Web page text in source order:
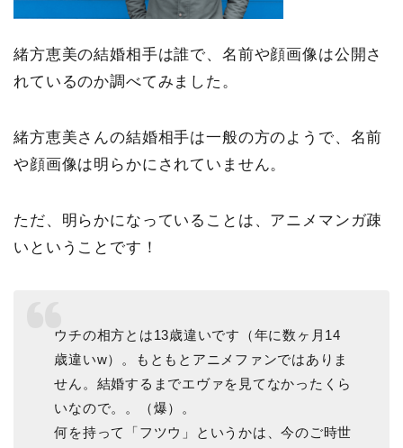
緒方恵美の結婚相手は誰で、名前や顔画像は公開さ
れているのか調べてみました。
緒方恵美さんの結婚相手は一般の方のようで、名前
や顔画像は明らかにされていません。
ただ、明らかになっていることは、アニメマンガ疎
いということです！
ウチの相方とは13歳違いです（年に数ヶ月14
歳違いw）。もともとアニメファンではありま
せん。結婚するまでエヴァを見てなかったくら
いなので。。（爆）。
何を持って「フツウ」というかは、今のご時世